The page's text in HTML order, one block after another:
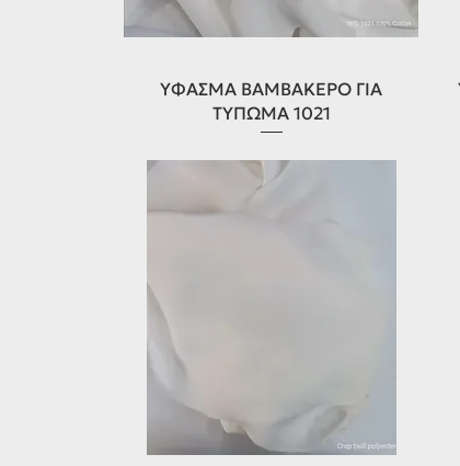
Γρήγορη προβολή
ΥΦΑΣΜΑ ΒΑΜΒΑΚΕΡΟ ΓΙΑ
ΤΥΠΩΜΑ 1021